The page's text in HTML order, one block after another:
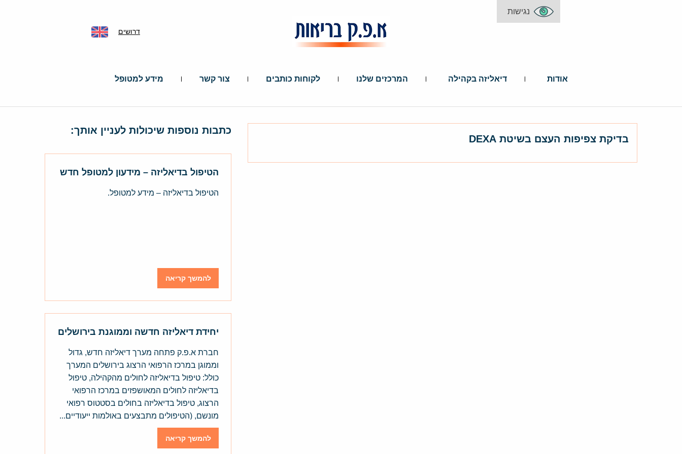
דרושים
אודות דיאליזה בקהילה המרכזים שלנו לקוחות כותבים צור קשר מידע למטופל
בדיקת צפיפות העצם בשיטת DEXA
כתבות נוספות שיכולות לעניין אותך:
הטיפול בדיאליזה – מידעון למטופל חדש
הטיפול בדיאליזה – מידע למטופל.
להמשך קריאה
יחידת דיאליזה חדשה וממוגנת בירושלים
חברת א.פ.ק פתחה מערך דיאליזה חדש, גדול
וממוגן במרכז הרפואי הרצוג בירושלים המערך
כולל: טיפול בדיאליזה לחולים מהקהילה, טיפול
בדיאליזה לחולים המאושפזים במרכז הרפואי
הרצוג, טיפול בדיאליזה בחולים בסטטוס רפואי
מונשם, (הטיפולים מתבצעים באולמות ייעודיים...
להמשך קריאה
נגישות